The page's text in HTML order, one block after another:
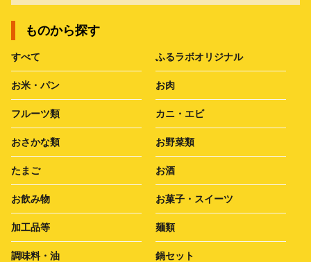
ものから探す
すべて ふるラボオリジナル
お米・パン お肉
フルーツ類 カニ・エビ
おさかな類 お野菜類
たまご お酒
お飲み物 お菓子・スイーツ
加工品等 麺類
調味料・油 鍋セット